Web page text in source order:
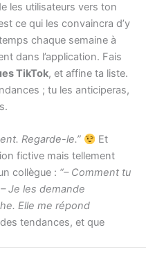
les utilisateurs vers ton
ce qui les convaincra d’y
chaque semaine à
dans l’application. Fais
TikTok, et affine ta liste.
; tu les anticiperas,
Regarde-le.”
Et
fictive mais tellement
collègue : “– Comment tu
Je les demande
Elle me répond
tendances, et que